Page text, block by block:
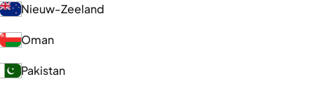
Nieuw-Zeeland
Oman
Pakistan